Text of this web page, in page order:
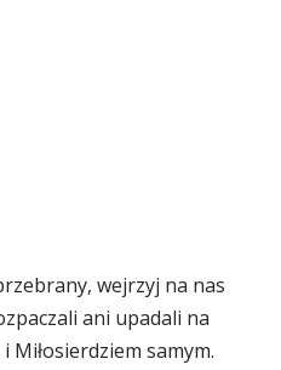
wejrzyj na nas
ani upadali na
samym.